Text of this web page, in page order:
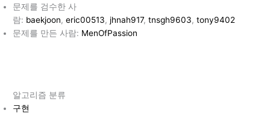
문제를 검수한 사
람: baekjoon,eric00513,jhnah917,tnsgh9603,tony9402
문제를 만든 사람: MenOfPassion
알고리즘 분류
구현